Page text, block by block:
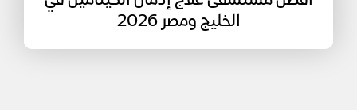
الخليج ومصر 2026